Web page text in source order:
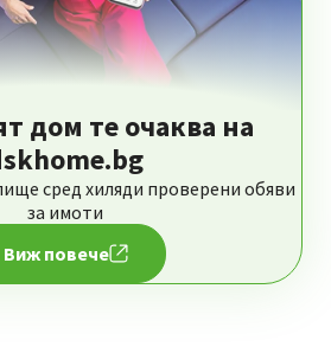
дом те очаква на
сред хиляди проверени обяви
за имоти
Виж повече